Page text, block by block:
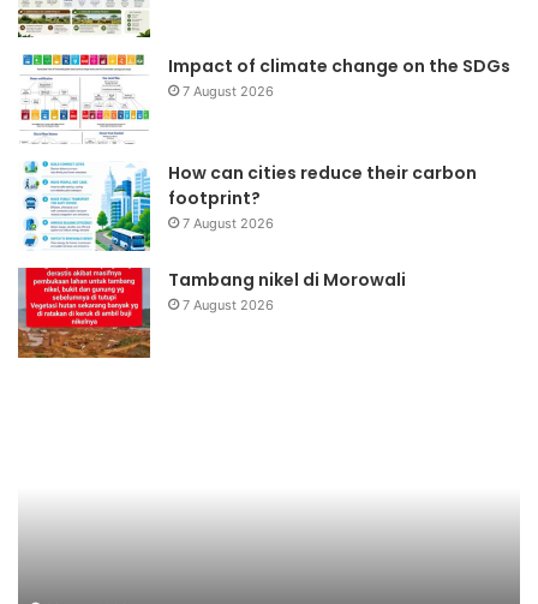
Impact of climate change on the SDGs
7 August 2026
How can cities reduce their carbon
footprint?
7 August 2026
Tambang nikel di Morowali
7 August 2026